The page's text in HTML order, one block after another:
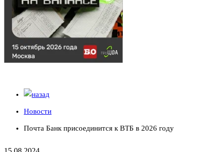
Новости
Почта Банк присоединится к ВТБ в 2026 году